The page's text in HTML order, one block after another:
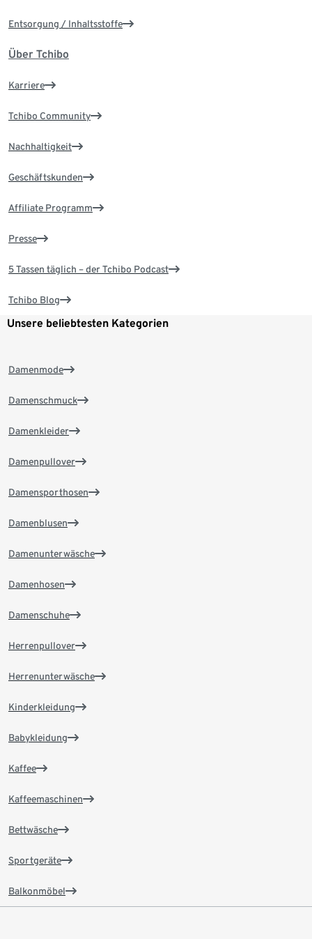
Entsorgung / Inhaltsstoffe
Über Tchibo
Karriere
Tchibo Community
Nachhaltigkeit
Geschäftskunden
Affiliate Programm
Presse
5 Tassen täglich – der Tchibo Podcast
Tchibo Blog
Unsere beliebtesten Kategorien
Damenmode
Damenschmuck
Damenkleider
Damenpullover
Damensporthosen
Damenblusen
Damenunterwäsche
Damenhosen
Damenschuhe
Herrenpullover
Herrenunterwäsche
Kinderkleidung
Babykleidung
Kaffee
Kaffeemaschinen
Bettwäsche
Sportgeräte
Balkonmöbel